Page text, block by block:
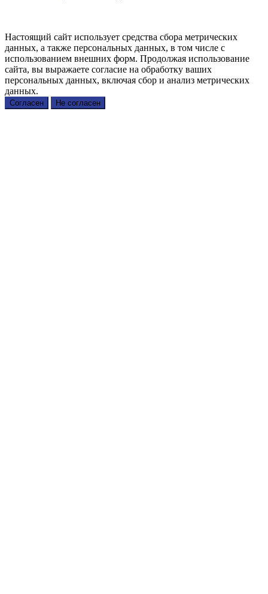
Настоящий сайт использует средства сбора метрических
данных, а также персональных данных, в том числе с
использованием внешних форм. Продолжая использование
сайта, вы выражаете согласие на обработку ваших
персональных данных, включая сбор и анализ метрических
данных.
Согласен Не согласен